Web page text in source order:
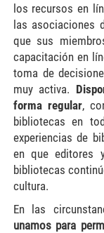
los recursos en
las asociaciones
que sus
capacitación en
toma de
muy activa.
forma regular,
bibliotecas en
experiencias de
en que editores
bibliotecas
cultura.
En las
unamos para